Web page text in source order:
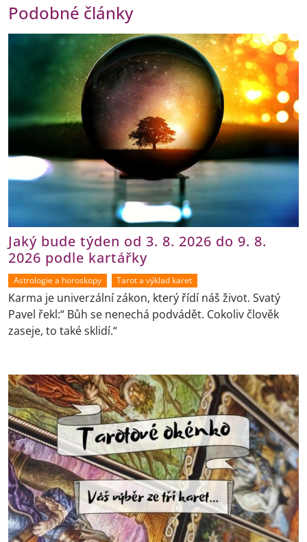
Podobné články
Jaký bude týden od 3. 8. 2026 do 9. 8.
2026 podle kartářky
Astrologie a horoskopy Tarot a výklad karet
Karma je univerzální zákon, který řídí náš život. Svatý
Pavel řekl:“ Bůh se nenechá podvádět. Cokoliv člověk
zaseje, to také sklidí.“